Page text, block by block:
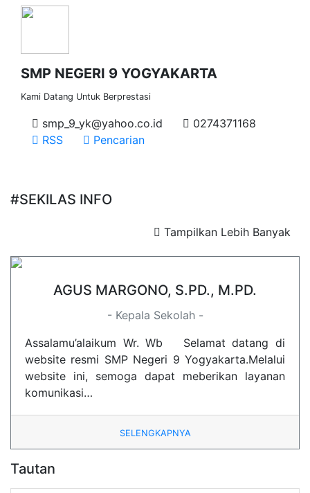
SMP NEGERI 9 YOGYAKARTA
Kami Datang Untuk Berprestasi
smp_9_yk@yahoo.co.id
0274371168
RSS
Pencarian
#SEKILAS INFO
Tampilkan Lebih Banyak
AGUS MARGONO, S.PD., M.PD.
- Kepala Sekolah -
Assalamu’alaikum Wr. Wb Selamat datang di
website resmi SMP Negeri 9 Yogyakarta.Melalui
website ini, semoga dapat meberikan layanan
komunikasi…
SELENGKAPNYA
Tautan